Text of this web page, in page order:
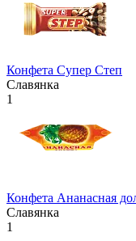
Конфета Супер Степ
Славянка
1
Конфета Ананасная
Славянка
1